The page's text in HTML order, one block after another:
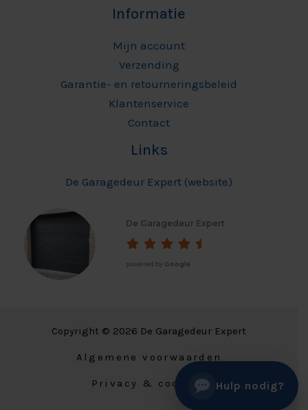
Informatie
Mijn account
Verzending
Garantie- en retourneringsbeleid
Klantenservice
Contact
Links
De Garagedeur Expert (website)
De Garagedeur Expert
powered by Google
Copyright © 2026 De Garagedeur Expert
Algemene voorwaarden
Privacy & cookies Hulp nodig?